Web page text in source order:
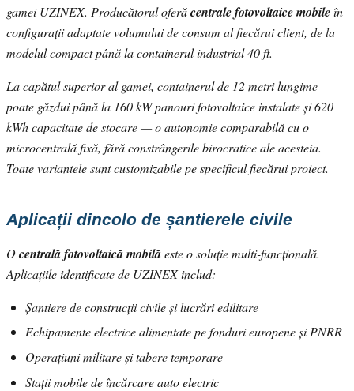
gamei UZINEX. Producătorul oferăcentrale fotovoltaice mobileîn
configurații adaptate volumului de consum al fiecărui client, de la
modelul compact până la containerul industrial 40 ft.
La capătul superior al gamei, containerul de 12 metri lungime
poate găzdui până la 160 kW panouri fotovoltaice instalate și 620
kWh capacitate de stocare — o autonomie comparabilă cu o
microcentrală fixă, fără constrângerile birocratice ale acesteia.
Toate variantele sunt customizabile pe specificul fiecărui proiect.
Aplicații dincolo de șantierele civile
Ocentrală fotovoltaică mobilăeste o soluție multi-funcțională.
Aplicațiile identificate de UZINEX includ:
Șantiere de construcții civile și lucrări edilitare
Echipamente electrice alimentate pe fonduri europene și PNRR
Operațiuni militare și tabere temporare
Stații mobile de încărcare auto electric